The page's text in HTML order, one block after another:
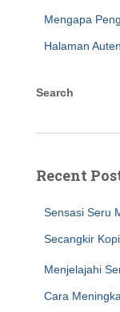
Mengapa
Halaman
Search
Recent
Sensasi Seru
Secangkir
Menjelajahi
Cara